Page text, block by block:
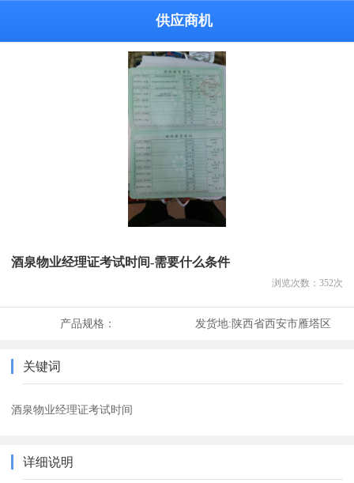
供应商机
酒泉物业经理证考试时间-需要什么条件
浏览次数： 352次
产品规格： 发货地:陕西省西安市雁塔区
关键词
酒泉物业经理证考试时间
详细说明